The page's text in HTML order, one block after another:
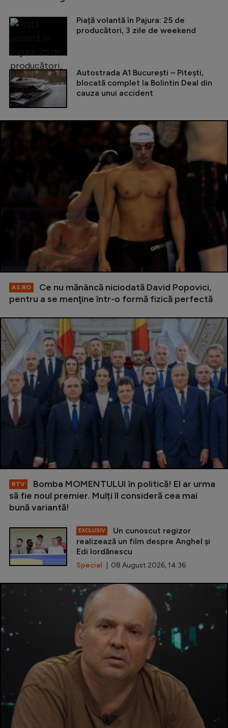
Piață volantă în Pajura: 25 de
producători, 3 zile de weekend
Autostrada A1 București – Pitești,
blocată complet la Bolintin Deal din
cauza unui accident
AS.RO
Ce nu mănâncă niciodată David Popovici,
pentru a se menţine într-o formă fizică perfectă
RTV
Bomba MOMENTULUI în politică! El ar urma
să fie noul premier. Mulți îl consideră cea mai
bună variantă!
EXCLUSIV
Un cunoscut regizor
realizează un film despre Anghel și
Edi Iordănescu
Special | 08 August 2026, 14:36